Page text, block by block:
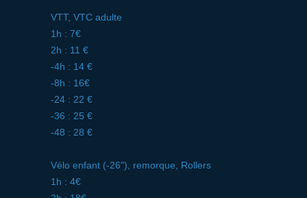
VTT, VTC adulte
1h : 7€
2h : 11 €
-4h : 14 €
-8h : 16€
-24 : 22 €
-36 : 25 €
-48 : 28 €
Vélo enfant (-26"), remorque, Rollers
1h : 4€